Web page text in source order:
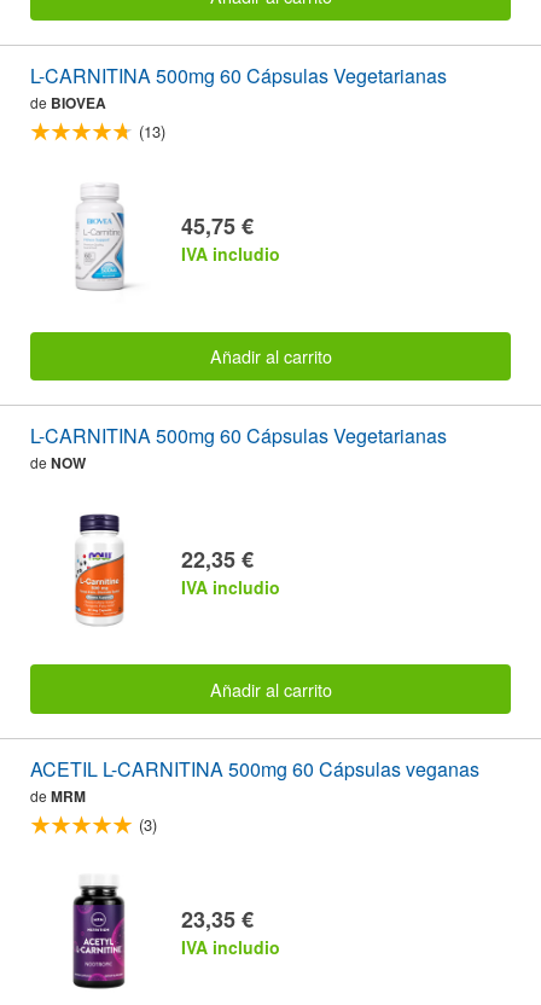
L-CARNITINA 500mg 60 Cápsulas Vegetarianas
de BIOVEA
(13)
45,75 €
IVA includio
Añadir al carrito
L-CARNITINA 500mg 60 Cápsulas Vegetarianas
de NOW
22,35 €
IVA includio
Añadir al carrito
ACETIL L-CARNITINA 500mg 60 Cápsulas veganas
de MRM
(3)
23,35 €
IVA includio